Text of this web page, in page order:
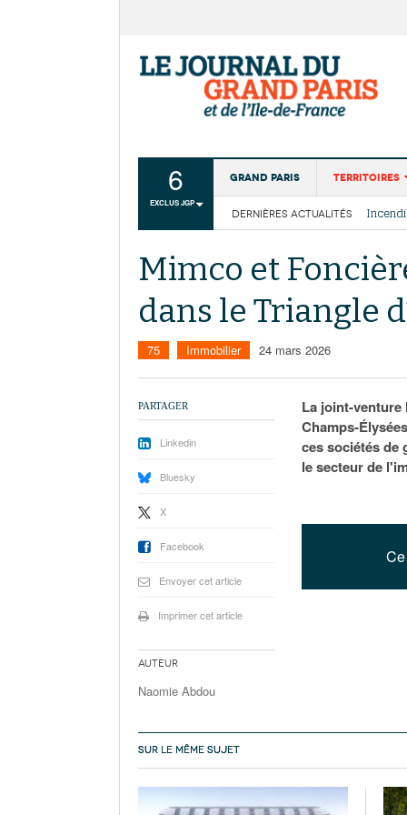
6
EXCLUS JGP
Grand Paris Territoires
Institutions
Services
DERNIÈRES ACTUALITÉS
La
Les
Mimco et
dans le Triangle
75 Immobilier 24 mars 2026
La joint-venture
Champs-
ces sociétés de
le secteur de
PARTAGER
Linkedin
Bluesky
X
Facebook
Envoyer cet article
Imprimer cet article
Auteur
Naomie Abdou
SUR LE MÊME SUJET